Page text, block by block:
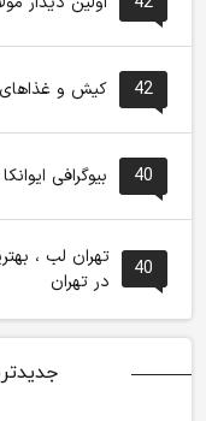
42 کیش و
40 بیوگرافی
40
تهران لب ،
در تهران